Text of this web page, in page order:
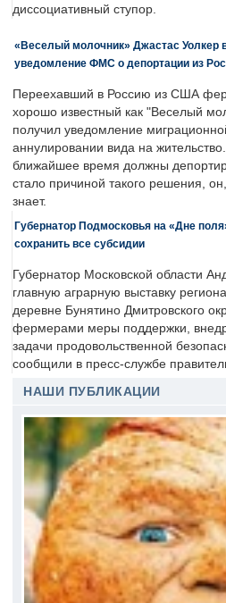
диссоциативный ступор.
«Веселый молочник» Джастас Уолкер
уведомление ФМС о депортации из
Переехавший в Россию из США
хорошо известный как "Веселый
получил уведомление
аннулировании вида на
ближайшее время должны
стало причиной такого решения,
знает.
Губернатор Подмосковья на «Дне
сохранить все субсидии
Губернатор Московской области
главную аграрную выставку
деревне Бунятино Дмитровского
фермерами меры поддержки,
задачи продовольственной
сообщили в пресс-службе
НАШИ ПУБЛИКАЦИИ